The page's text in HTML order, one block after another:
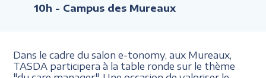
10h - Campus des Mureaux
Dans le cadre du salon e-tonomy, aux Mureaux,
TASDA participera à la table ronde sur le thème